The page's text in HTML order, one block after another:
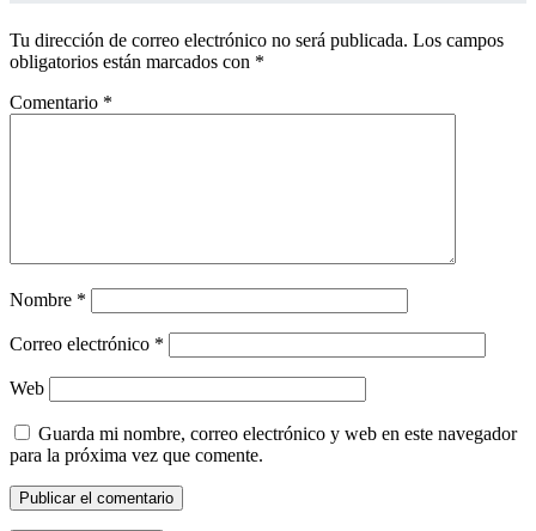
Tu dirección de correo electrónico no será publicada. Los campos
obligatorios están marcados con *
Comentario *
Nombre *
Correo electrónico *
Web
Guarda mi nombre, correo electrónico y web en este navegador
para la próxima vez que comente.